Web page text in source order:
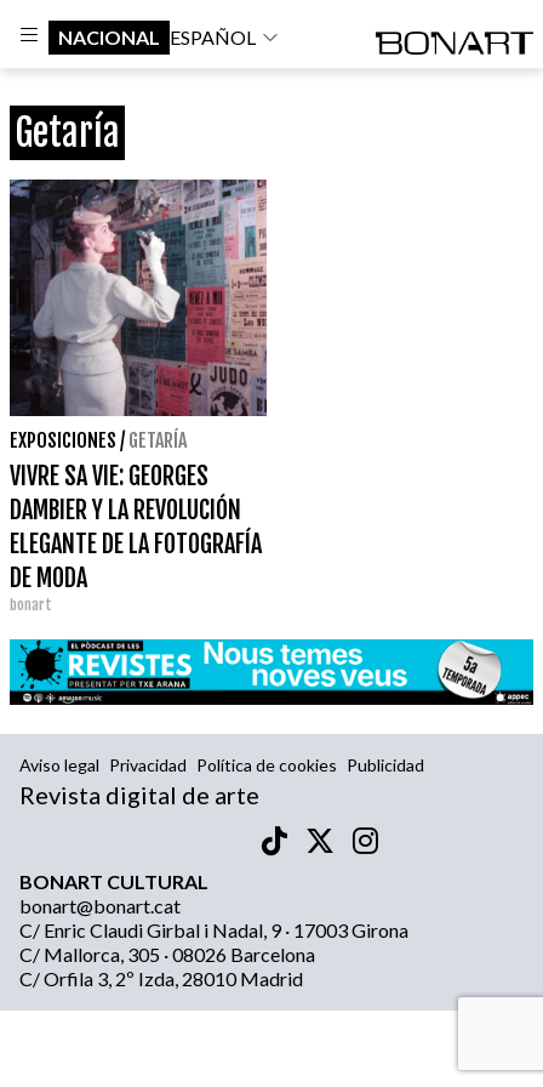
NACIONAL ESPAÑOL
Getaría
EXPOSICIONES / GETARÍA
VIVRE SA VIE: GEORGES
DAMBIER Y LA REVOLUCIÓN
ELEGANTE DE LA FOTOGRAFÍA
DE MODA
bonart
Aviso legal Privacidad Política de cookies Publicidad
Revista digital de arte
BONART CULTURAL
bonart@bonart.cat
C/ Enric Claudi Girbal i Nadal, 9 · 17003 Girona
C/ Mallorca, 305 · 08026 Barcelona
C/ Orfila 3, 2º Izda, 28010 Madrid